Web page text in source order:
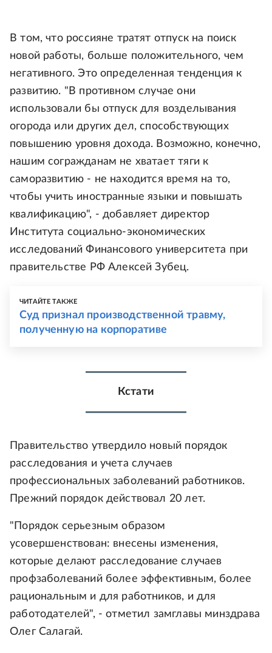
В том, что россияне тратят отпуск на поиск
новой работы, больше положительного, чем
негативного. Это определенная тенденция к
развитию. "В противном случае они
использовали бы отпуск для возделывания
огорода или других дел, способствующих
повышению уровня дохода. Возможно, конечно,
нашим согражданам не хватает тяги к
саморазвитию - не находится время на то,
чтобы учить иностранные языки и повышать
квалификацию", - добавляет директор
Института социально-экономических
исследований Финансового университета при
правительстве РФ Алексей Зубец.
ЧИТАЙТЕ ТАКЖЕ
Суд признал производственной травму,
полученную на корпоративе
Кстати
Правительство утвердило новый порядок
расследования и учета случаев
профессиональных заболеваний работников.
Прежний порядок действовал 20 лет.
"Порядок серьезным образом
усовершенствован: внесены изменения,
которые делают расследование случаев
профзаболеваний более эффективным, более
рациональным и для работников, и для
работодателей", - отметил замглавы минздрава
Олег Салагай.